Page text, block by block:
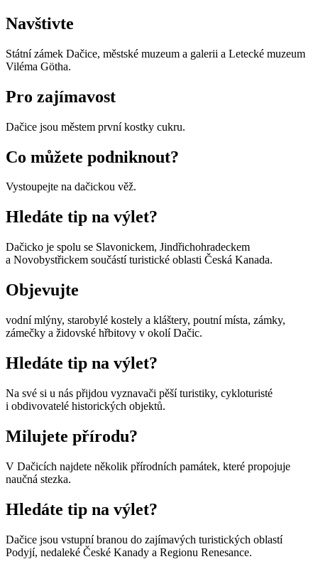
Navštivte
Státní zámek Dačice, městské muzeum a galerii a Letecké muzeum
Viléma Götha.
Pro zajímavost
Dačice jsou městem první kostky cukru.
Co můžete podniknout?
Vystoupejte na dačickou věž.
Hledáte tip na výlet?
Dačicko je spolu se Slavonickem, Jindřichohradeckem
a Novobystřickem součástí turistické oblasti Česká Kanada.
Objevujte
vodní mlýny, starobylé kostely a kláštery, poutní místa, zámky,
zámečky a židovské hřbitovy v okolí Dačic.
Hledáte tip na výlet?
Na své si u nás přijdou vyznavači pěší turistiky, cykloturisté
i obdivovatelé historických objektů.
Milujete přírodu?
V Dačicích najdete několik přírodních památek, které propojuje
naučná stezka.
Hledáte tip na výlet?
Dačice jsou vstupní branou do zajímavých turistických oblastí
Podyjí, nedaleké České Kanady a Regionu Renesance.